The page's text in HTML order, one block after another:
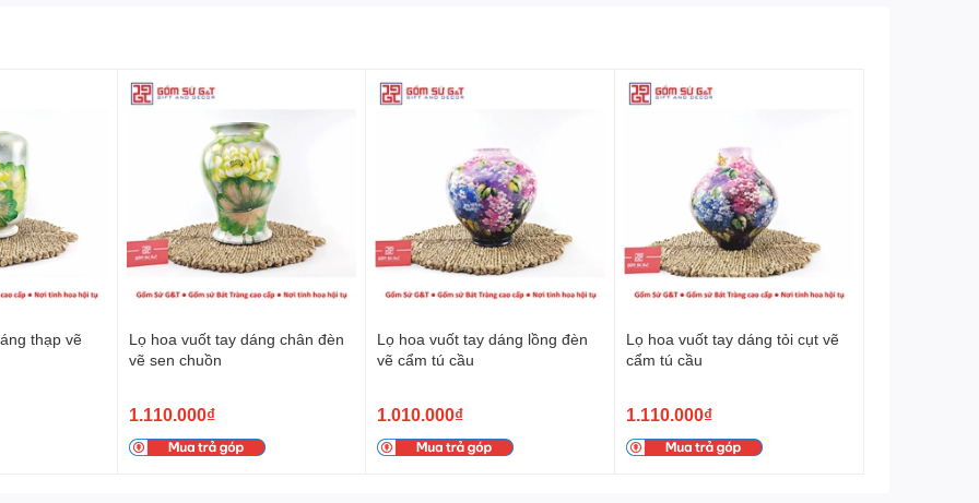
dáng và thanh lịch
sức sống , tựa như dáng người thiếu nữ Việt trong tà áo dài.
bởi nó vừa thanh thoát, vừa hài hòa
, dễ kết hợp với nhiều
việc.
bung nở tự nhiên, tôn dáng lọ và tôn hoa cùng lúc.
thạp vẽ
Lọ hoa vuốt tay dáng chân đèn
vẽ sen chuồn
1.110.000₫
Lọ hoa vuốt tay dáng lồng đèn
vẽ cẩm tú cầu
1.010.000₫
Lọ hoa vuốt tay dáng tỏi cụt vẽ
cẩm tú cầu
1.110.000₫